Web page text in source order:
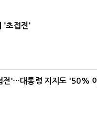
'초접전'
전'…대통령 지지도 '50%